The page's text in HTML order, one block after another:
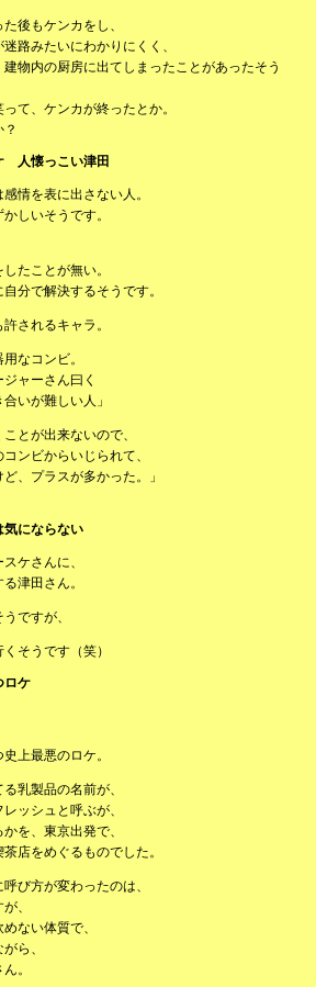
後もケンカをし、
路みたいにわかりにくく、
物内の厨房に出てしまったことがあったそう
て、ケンカが終ったとか。
人懐っこい津田
情を表に出さない人。
しいそうです。
たことが無い。
分で解決するそうです。
されるキャラ。
なコンビ。
ャーさん曰く
いが難しい人」
とが出来ないので、
ンビからいじられて、
、プラスが多かった。」
気にならない
ケさんに、
津田さん。
ですが、
そうです（笑）
ロケ
上最悪のロケ。
乳製品の名前が、
ッシュと呼ぶが、
を、東京出発で、
店をめぐるものでした。
び方が変わったのは、
、
ない体質で、
ら、
。